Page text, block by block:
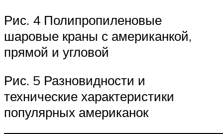
Рис. 4 Полипропиленовые
шаровые краны с американкой,
прямой и угловой
Рис. 5 Разновидности и
технические характеристики
популярных американок